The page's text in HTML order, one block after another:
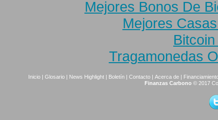
Mejores Bonos De
Mejores
Tragamonedas
Inicio Glosario News Highlight Boletín Contacto Acerca de
Finanzas Carbono © 2017